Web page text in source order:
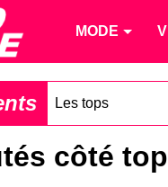
MODE
Les tops
côté